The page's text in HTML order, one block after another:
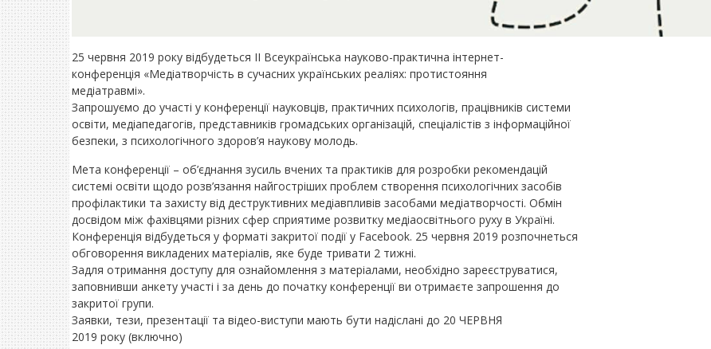
25 червня 2019 року відбудеться ІІ Всеукраїнська науково-практична інтернет-
конференція «Медіатвoрчість в сучасних українських реаліях: протистояння
медіатравмі».
Запрошуємо до участі у конференції науковців, практичних психологів, працівників системи
освіти, медіапедагогів, представників громадських організацій, спеціалістів з інформаційної
безпеки, з психологічного здоров’я наукову молодь.
Мета конференції – об’єднання зусиль вчених та практиків для розробки рекомендацій
системі освіти щодо розв’язання найгостріших проблем створення психологічних засобів
профілактики та захисту від деструктивних медіавпливів засобами медіатворчості. Обмін
досвідом між фахівцями різних сфер сприятиме розвитку медіаосвітнього руху в Україні.
Конференція відбудеться у форматі закритої події у Facebook. 25 червня 2019 розпочнеться
обговорення викладених матеріалів, яке буде тривати 2 тижні.
Задля отримання доступу для ознайомлення з матеріалами, необхідно зареєструватися,
заповнивши анкету участі і за день до початку конференції ви отримаєте запрошення до
закритої групи.
Заявки, тези, презентації та відео-виступи мають бути надіслані до 20 ЧЕРВНЯ
2019 року (включно)